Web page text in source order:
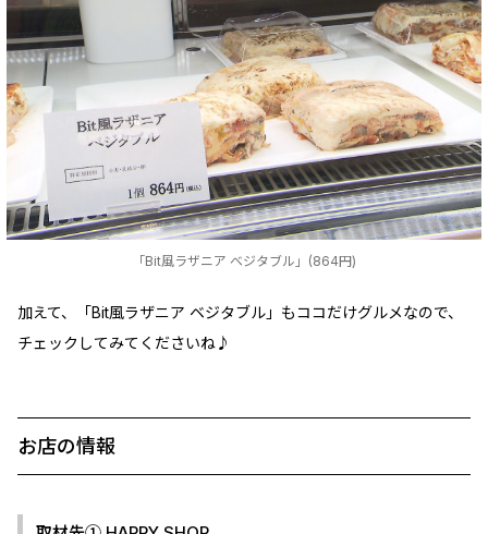
「Bit風ラザニア ベジタブル」(864円)
加えて、「Bit風ラザニア ベジタブル」もココだけグルメなので、
チェックしてみてくださいね♪
お店の情報